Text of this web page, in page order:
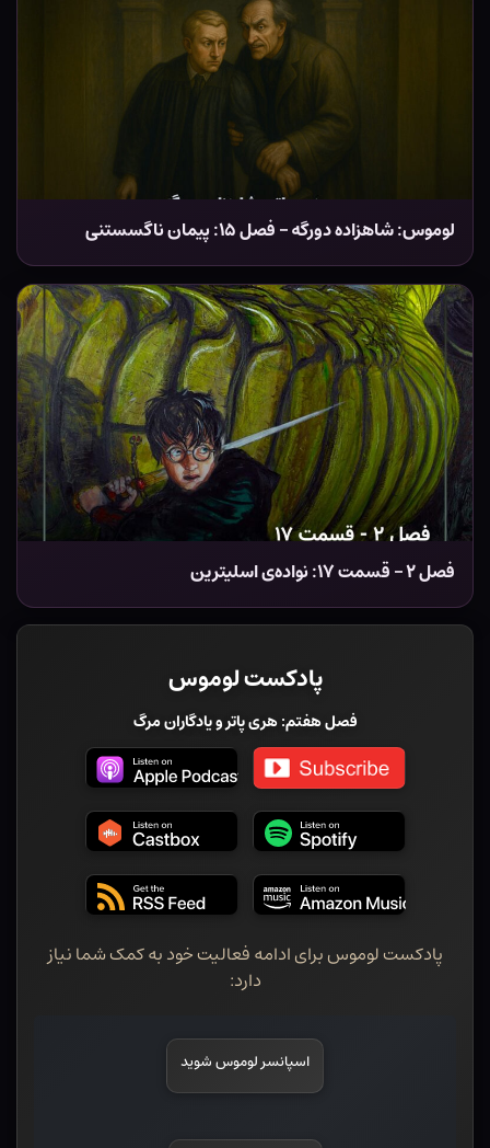
لوموس: شاهزاده دورگه – فصل ۱۵: پیمان ناگسستنی
‌فصل ۲ – قسمت ۱۷: نواده‌ی اسلیترین
پادکست لوموس
فصل هفتم: هری پاتر و یادگاران مرگ
پادکست لوموس برای ادامه فعالیت خود به کمک شما نیاز
دارد:
اسپانسر لوموس شوید